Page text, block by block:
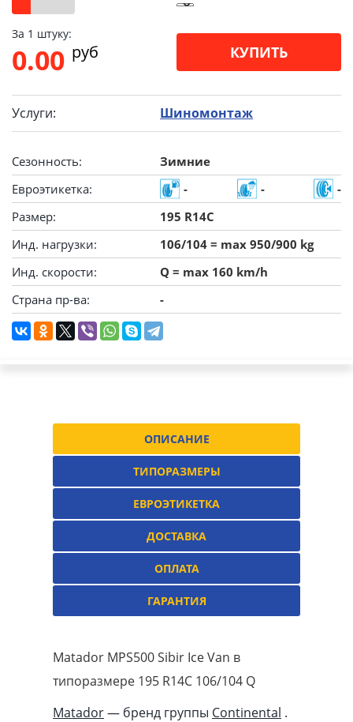
За 1 штуку:
0.00 pуб КУПИТЬ
Услуги: Шиномонтаж
Сезонность:
Зимние
Евроэтикетка:
- -
-
Размер:
195 R14C
Инд. нагрузки:
106/104 = max 950/900 kg
Инд. скорости:
Q = max 160 km/h
Страна пр-ва:
-
ОПИСАНИЕ
ТИПОРАЗМЕРЫ
ЕВРОЭТИКЕТКА
ДОСТАВКА
ОПЛАТА
ГАРАНТИЯ
Matador MPS500 Sibir Ice Van в
типоразмере 195 R14C 106/104 Q
Matador— бренд группы Continental .